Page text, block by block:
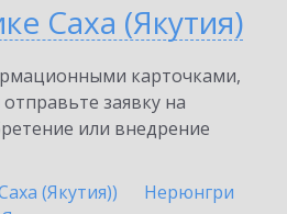
Саха (Якутия)
карточками,
заявку на
или внедрение
(Якутия))
Нерюнгри